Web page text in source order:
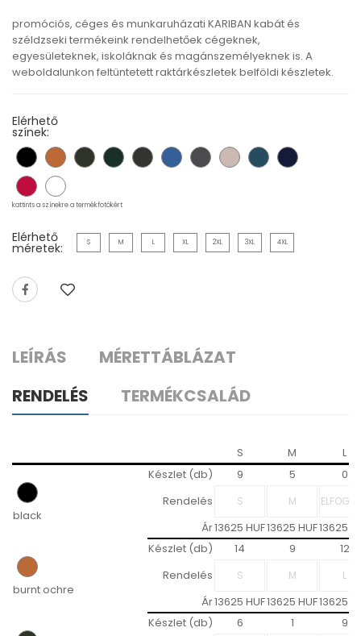
promóciós, céges és munkaruházati KARIBAN kabát és
széldzseki termékeink rendelhetőek cégeknek,
egyesületeknek, iskoláknak és magánszemélyeknek is. A
weboldalunkon feltüntetett raktárkészletek belföldi készletek.
Elérhető
színek:
kattints a színekre a termékfotókért
Elérhető
méretek: S M L XL 2XL 3XL 4XL
LEÍRÁS
MÉRETTÁBLÁZAT
RENDELÉS
TERMÉKCSALÁD
S M L
black
Készlet (db) 9 5
0
Rendelés
Ár13625 HUF13625 HUF13625
burnt ochre
Készlet (db) 14 9
12
Rendelés
Ár13625 HUF13625 HUF13625
Készlet (db)
6 1 9